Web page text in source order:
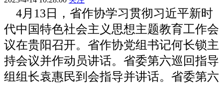
4月13日，省作协学习贯彻习近平新时
代中国特色社会主义思想主题教育工作会
议在贵阳召开。省作协党组书记何长锁主
持会议并作动员讲话。省委第六巡回指导
组组长袁惠民到会指导并讲话。省委第六